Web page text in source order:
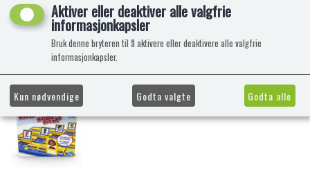
Aktiver eller deaktiver alle valgfrie
informasjonkapsler
Bruk denne bryteren til å aktivere eller deaktivere alle valgfrie
informasjonkapsler.
Kun nødvendige Godta valgte Godta alle